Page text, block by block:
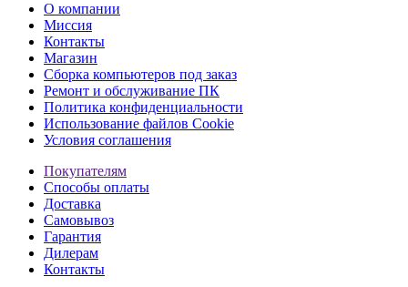
О компании
Миссия
Контакты
Магазин
Сборка компьютеров под заказ
Ремонт и обслуживание ПК
Политика конфиденциальности
Использование файлов Cookie
Условия соглашения
Покупателям
Способы оплаты
Доставка
Самовывоз
Гарантия
Дилерам
Контакты